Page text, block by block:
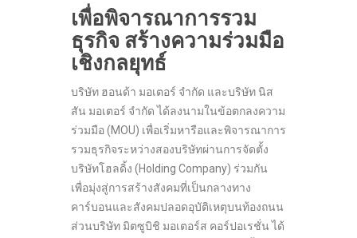
เพื่อพิจารณาการรวม
ธุรกิจ สร้างความร่วมมือ
เชิงกลยุทธ์
บริษัท ฮอนด้า มอเตอร์ จำกัด และบริษัท นิส
สัน มอเตอร์ จำกัด ได้ลงนามในข้อตกลงความ
ร่วมมือ (MOU) เพื่อเริ่มหารือและพิจารณาการ
รวมธุรกิจระหว่างสองบริษัทผ่านการจัดตั้ง
บริษัทโฮลดิ้ง (Holding Company) ร่วมกัน
เพื่อมุ่งสู่การสร้างสังคมที่เป็นกลางทาง
คาร์บอนและสังคมปลอดอุบัติเหตุบนท้องถนน
ส่วนบริษัท มิตซูบิชิ มอเตอร์ส คอร์ปอเรชั่น ได้